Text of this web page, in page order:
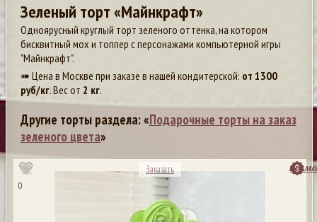
Зеленый торт «Майнкрафт»
Одноярусный круглый торт зеленого оттенка, на котором
бисквитный мох и топпер с персонажами компьютерной игры
"Майнкрафт".
➠ Цена в Москве при заказе в нашей кондитерской: от 1300
руб/кг. Вес от 2 кг.
Другие торты раздела: «Подарочные торты на заказ
зеленого цвета»
0
Заказать